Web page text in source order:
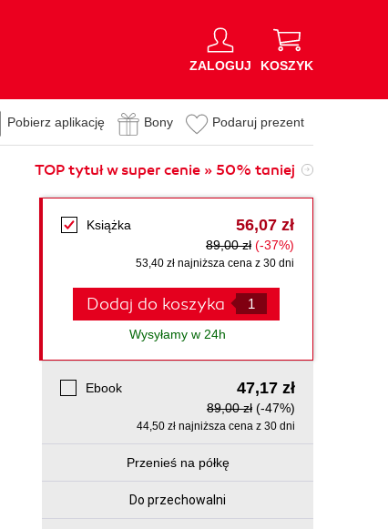
ZALOGUJ KOSZYK
Pobierz aplikację Bony Podaruj prezent
TOP tytuł w super cenie » 50% taniej
Książka 56,07 zł
89,00 zł (-37%)
53,40 zł najniższa cena z 30 dni
Dodaj do koszyka
Wysyłamy w 24h
Ebook 47,17 zł
89,00 zł (-47%)
44,50 zł najniższa cena z 30 dni
Przenieś na półkę
Do przechowalni